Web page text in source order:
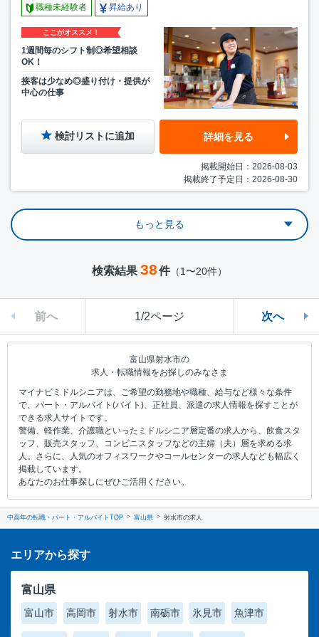
職種未経験者 昇給あり
ここがオススメ！
1週間毎のシフト制◎希望相談
OK！
接客は少なめ◎盛り付け・提供が
中心の仕事
検討リストに追加 詳細を見る
掲載開始日：2026-08-03
掲載終了予定日：2026-08-30
もっと見る
検索結果 38件（1〜20件）
前へ 1/2ページ 次へ
富山県射水市の
求人・転職情報をお探しのみなさま
マイナビミドルシニアは、ご希望の勤務地や職種、給与など様々な条件
で、パート・アルバイト(バイト)、正社員、派遣の求人情報を探すことが
できる求人サイトです。
警備、軽作業、介護職といったミドルシニア層定番の求人から、飲食スタ
ッフ、販売スタッフ、コンビニスタッフなどの主婦（夫）層を求める求
人。さらに、人気のオフィスワークやコールセンターの求人なども幅広く
掲載しています。
あなたのお仕事探しにぜひご活用ください。
中高年の転職・パート・アルバイトTOP 富山県 射水市の求人
エリアから探す
富山県
富山市 高岡市 射水市 南砺市 氷見市 魚津市